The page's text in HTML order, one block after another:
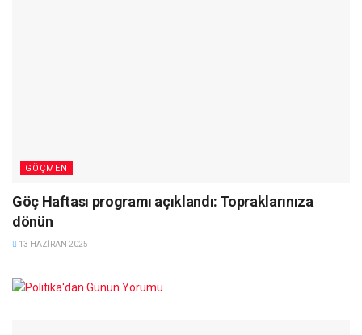
GÖÇMEN
Göç Haftası programı açıklandı: Topraklarınıza
dönün
13 HAZIRAN 2025